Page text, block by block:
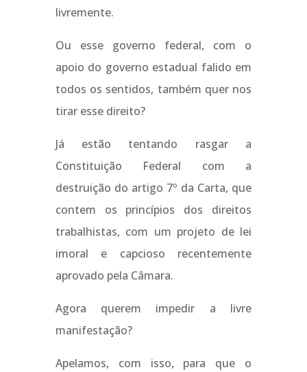
livremente.
Ou esse governo federal, com o
apoio do governo estadual falido em
todos os sentidos, também quer nos
tirar esse direito?
Já estão tentando rasgar a
Constituição Federal com a
destruição do artigo 7º da Carta, que
contem os princípios dos direitos
trabalhistas, com um projeto de lei
imoral e capcioso recentemente
aprovado pela Câmara.
Agora querem impedir a livre
manifestação?
Apelamos, com isso, para que o